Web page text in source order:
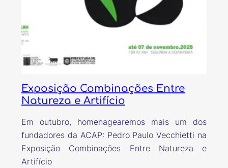
Exposição Combinações Entre
Natureza e Artifício
Em outubro, homenagearemos mais um dos
fundadores da ACAP: Pedro Paulo Vecchietti na
Exposição Combinações Entre Natureza e
Artifício